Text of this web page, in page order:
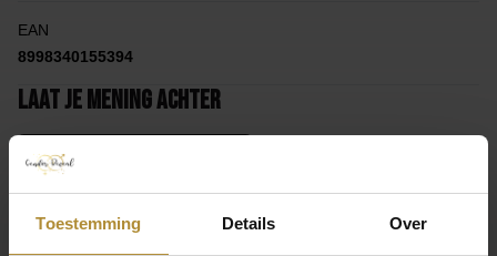
Toestemming Details Over
EAN
8998340155394
Laat je mening achter
Laat een beoordeling achter